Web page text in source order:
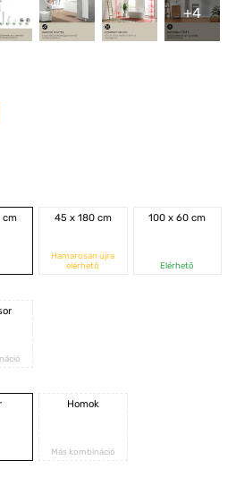
+4
cm 45 x 180 cm
Hamarosan újra
elérhető
100 x 60 cm
Elérhető
Homok
Más kombináció